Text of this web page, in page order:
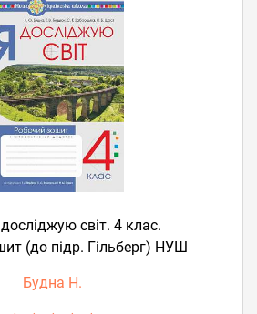
світ. 4 клас.
(до підр. Гільберг) НУШ
Будна Н.